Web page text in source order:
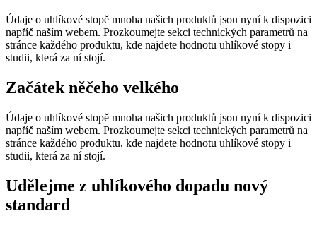
Údaje o uhlíkové stopě mnoha našich produktů jsou nyní k dispozici
napříč naším webem. Prozkoumejte sekci technických parametrů na
stránce každého produktu, kde najdete hodnotu uhlíkové stopy i
studii, která za ní stojí.
Začátek něčeho velkého
Údaje o uhlíkové stopě mnoha našich produktů jsou nyní k dispozici
napříč naším webem. Prozkoumejte sekci technických parametrů na
stránce každého produktu, kde najdete hodnotu uhlíkové stopy i
studii, která za ní stojí.
Udělejme z uhlíkového dopadu nový
standard